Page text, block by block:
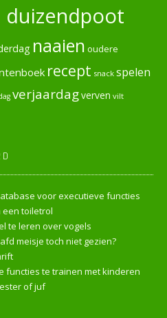
duizendpoot
naaien oudere
recept snack spelen
verjaardagverven vilt
voor executieve functies
een toiletrol
te leren over vogels
meisje toch niet gezien?
functies te trainen met kinderen
of juf